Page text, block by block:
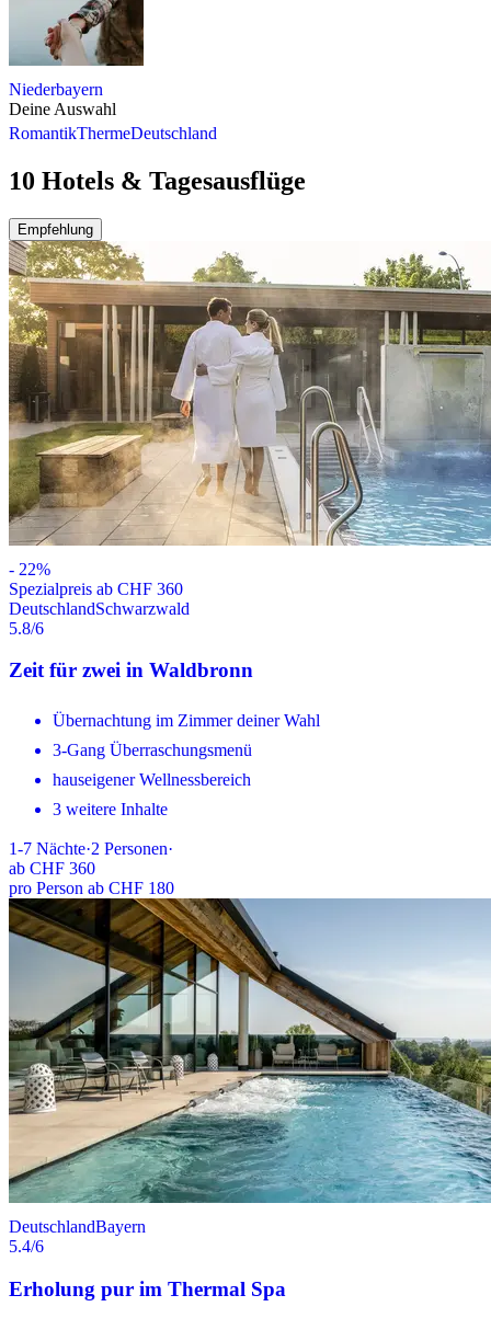
Niederbayern
Deine Auswahl
RomantikThermeDeutschland
10 Hotels & Tagesausflüge
Empfehlung
- 22%
Spezialpreis ab CHF 360
DeutschlandSchwarzwald
5.8/6
Zeit für zwei in Waldbronn
Übernachtung im Zimmer deiner Wahl
3-Gang Überraschungsmenü
hauseigener Wellnessbereich
3 weitere Inhalte
1-7 Nächte·2 Personen·
ab CHF 360
pro Person ab CHF 180
DeutschlandBayern
5.4/6
Erholung pur im Thermal Spa